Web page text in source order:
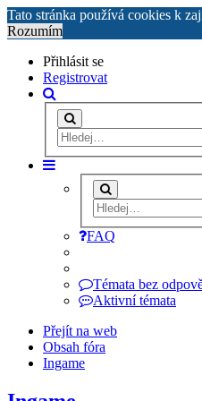
Tato stránka používá cookies k
Rozumím
Přihlásit se
Registrovat
FAQ
Témata bez
Aktivní témata
Přejít na web
Obsah fóra
Ingame